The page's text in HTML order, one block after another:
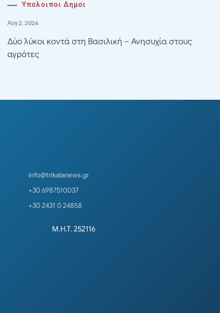
Υπολοιποι Δημοι
Αυγ 2, 2026
Δύο λύκοι κοντά στη Βασιλική – Ανησυχία στους
αγρότες
info@trikalanews.gr
+30 6987510037
+30 2431 0 24858
Μ.Η.Τ. 252116